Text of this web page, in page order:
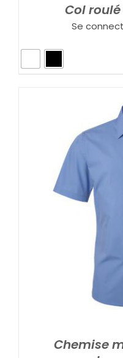
Col roulé
Se
Chemise